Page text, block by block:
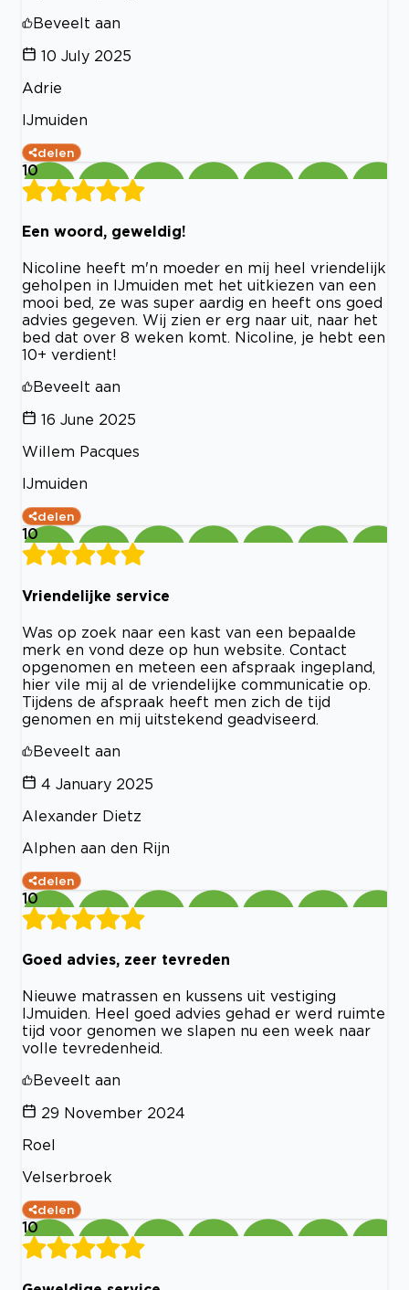
Beveelt aan
10 July 2025
Adrie
IJmuiden
delen
10
Een woord, geweldig!
Nicoline heeft m'n moeder en mij heel vriendelijk
geholpen in IJmuiden met het uitkiezen van een
mooi bed, ze was super aardig en heeft ons goed
advies gegeven. Wij zien er erg naar uit, naar het
bed dat over 8 weken komt. Nicoline, je hebt een
10+ verdient!
Beveelt aan
16 June 2025
Willem Pacques
IJmuiden
delen
10
Vriendelijke service
Was op zoek naar een kast van een bepaalde
merk en vond deze op hun website. Contact
opgenomen en meteen een afspraak ingepland,
hier vile mij al de vriendelijke communicatie op.
Tijdens de afspraak heeft men zich de tijd
genomen en mij uitstekend geadviseerd.
Beveelt aan
4 January 2025
Alexander Dietz
Alphen aan den Rijn
delen
10
Goed advies, zeer tevreden
Nieuwe matrassen en kussens uit vestiging
IJmuiden. Heel goed advies gehad er werd ruimte
tijd voor genomen we slapen nu een week naar
volle tevredenheid.
Beveelt aan
29 November 2024
Roel
Velserbroek
delen
10